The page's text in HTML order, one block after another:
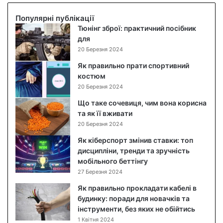
и
с
а
л
а
т
:
п
о
к
р
о
к
о
в
и
р
е
ц
р
б
е
н
к
о
р
п
у
с
д
л
я
R
a
s
b
e
е
о
ч
е
в
и
ц
я
,
ч
и
м
в
о
н
а
о
р
и
с
Популярні публікації
Тюнінг зброї: практичний посібник
для
20 Березня 2024
Як правильно прати спортивний
костюм
20 Березня 2024
Що таке сочевиця, чим вона корисна
та як її вживати
20 Березня 2024
Як кіберспорт змінив ставки: топ
дисципліни, тренди та зручність
мобільного беттінгу
27 Березня 2024
Як правильно прокладати кабелі в
будинку: поради для новачків та
інструменти, без яких не обійтись
1 Квітня 2024